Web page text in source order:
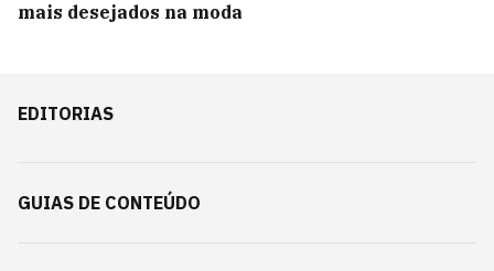
mais desejados na moda
EDITORIAS
GUIAS DE CONTEÚDO